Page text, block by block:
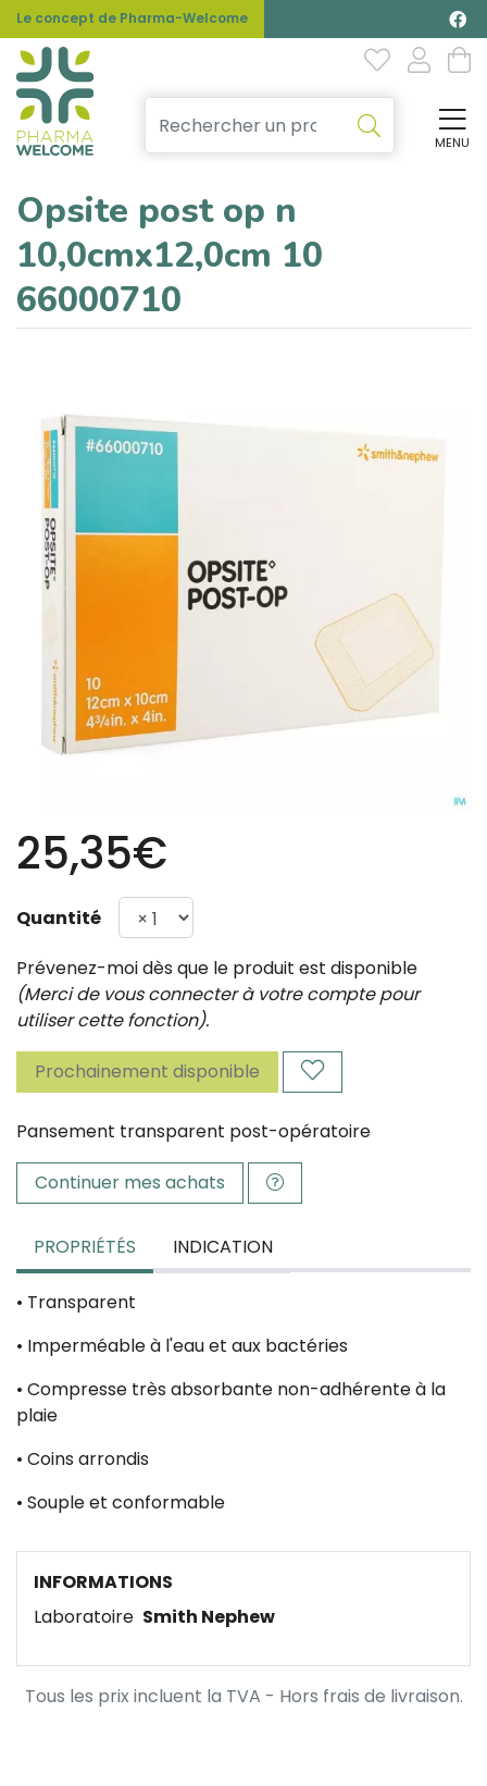
Le concept de Pharma-Welcome
MENU
Opsite post op n
10,0cmx12,0cm 10
66000710
25,35€
Quantité
Prévenez-moi dès que le produit est disponible
(Merci de vous connecter à votre compte pour
utiliser cette fonction).
Prochainement disponible
Pansement transparent post-opératoire
Continuer mes achats
PROPRIÉTÉS INDICATION
• Transparent
• Imperméable à l'eau et aux bactéries
• Compresse très absorbante non-adhérente à la
plaie
• Coins arrondis
• Souple et conformable
INFORMATIONS
Laboratoire Smith Nephew
Tous les prix incluent la TVA - Hors frais de livraison.